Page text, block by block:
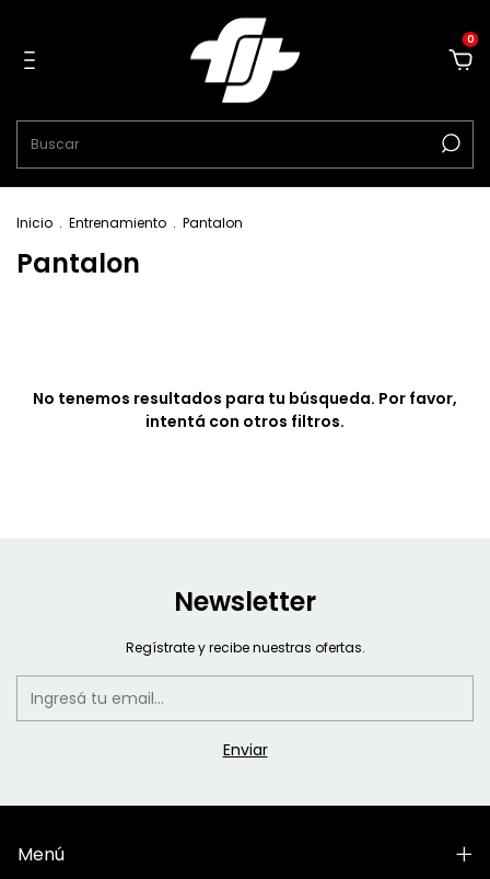
0
Inicio . Entrenamiento . Pantalon
Pantalon
No tenemos resultados para tu búsqueda. Por favor,
intentá con otros filtros.
Newsletter
Regístrate y recibe nuestras ofertas.
Menú